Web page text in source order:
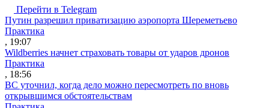
Перейти в Telegram
Путин разрешил приватизацию аэропорта Шереметьево
Практика
, 19:07
Wildberries начнет страховать товары от ударов дронов
Практика
, 18:56
ВС уточнил, когда дело можно пересмотреть по вновь
открывшимся обстоятельствам